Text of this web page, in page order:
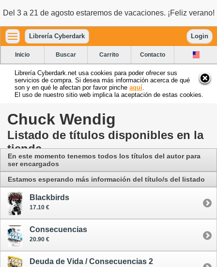
Del 3 a 21 de agosto estaremos de vacaciones. ¡Feliz verano!
Librería Cyberdark Login
Inicio Buscar Carrito Contacto
Librería Cyberdark.net usa cookies para poder ofrecer sus
servicios de compra. Si desea más información acerca de qué
son y en qué le afectan por favor pinche aquí
El uso de nuestro sitio web implica la aceptación de estas cookies.
Chuck Wendig
Listado de títulos disponibles en la
tienda
En este momento tenemos todos los títulos del autor para
ser encargados
Estamos esperando más información del título/s del listado
Blackbirds
17.10 €
Consecuencias
20.90 €
Deuda de Vida / Consecuencias 2